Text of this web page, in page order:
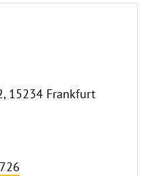
15234 Frankfurt